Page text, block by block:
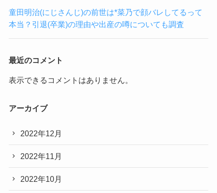
童田明治(にじさんじ)の前世は*菜乃で顔バレしてるって
本当？引退(卒業)の理由や出産の噂についても調査
最近のコメント
表示できるコメントはありません。
アーカイブ
2022年12月
2022年11月
2022年10月